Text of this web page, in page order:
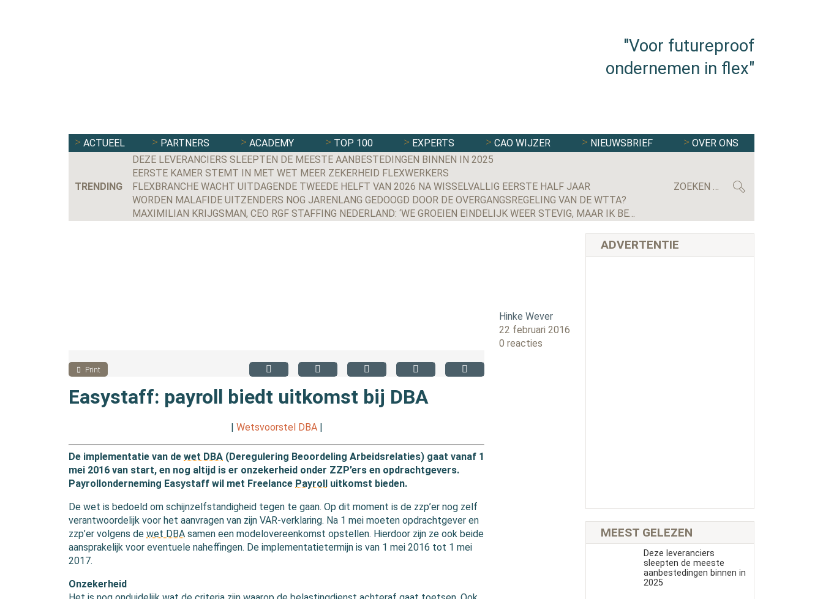
"Voor futureproof
ondernemen in flex"
ACTUEEL PARTNERS ACADEMY TOP 100 EXPERTS CAO WIJZER NIEUWSBRIEF OVER ONS
TRENDING
DEZE LEVERANCIERS SLEEPTEN DE MEESTE AANBESTEDINGEN BINNEN IN 2025
EERSTE KAMER STEMT IN MET WET MEER ZEKERHEID FLEXWERKERS
FLEXBRANCHE WACHT UITDAGENDE TWEEDE HELFT VAN 2026 NA WISSELVALLIG EERSTE HALF JAAR
WORDEN MALAFIDE UITZENDERS NOG JARENLANG GEDOOGD DOOR DE OVERGANGSREGELING VAN DE WTTA?
MAXIMILIAN KRIJGSMAN, CEO RGF STAFFING NEDERLAND: ‘WE GROEIEN EINDELIJK WEER STEVIG, MAAR IK BEN NOG LANG NIET TEVREDEN’
Hinke Wever
22 februari 2016
0 reacties
Print
Easystaff: payroll biedt uitkomst bij DBA
Wetsvoorstel DBA|
De implementatie van de wet DBA (Deregulering Beoordeling Arbeidsrelaties) gaat vanaf 1
mei 2016 van start, en nog altijd is er onzekerheid onder ZZP’ers en opdrachtgevers.
Payrollonderneming Easystaff wil met Freelance Payroll
uitkomst bieden.
De wet is bedoeld om schijnzelfstandigheid tegen te gaan. Op dit moment is de zzp’er nog zelf
verantwoordelijk voor het aanvragen van zijn VAR-verklaring. Na 1 mei moeten opdrachtgever en
zzp’er volgens de wet DBA samen een modelovereenkomst opstellen. Hierdoor zijn ze ook beide
aansprakelijk voor eventuele naheffingen. De implementatietermijn is van 1 mei 2016 tot 1 mei
2017.
Onzekerheid
ADVERTENTIE
MEEST GELEZEN
Deze leveranciers
sleepten de meeste
aanbestedingen binnen in
2025